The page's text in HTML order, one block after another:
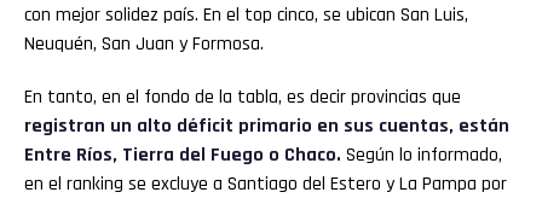
con mejor solidez país. En el top cinco, se ubican San Luis,
Neuquén, San Juan y Formosa.
En tanto, en el fondo de la tabla, es decir provincias que
registran un alto déficit primario en sus cuentas, están
Entre Ríos, Tierra del Fuego o Chaco. Según lo informado,
en el ranking se excluye a Santiago del Estero y La Pampa por